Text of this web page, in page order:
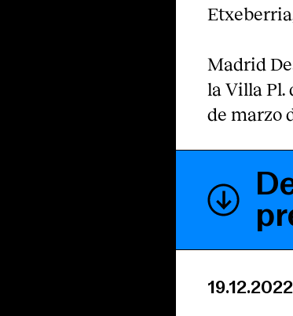
Madrid
la Villa Pl.
de marzo
19.12.2022